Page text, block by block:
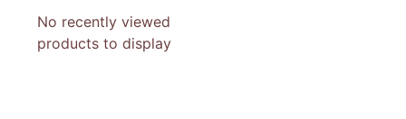
No recently viewed
products to display